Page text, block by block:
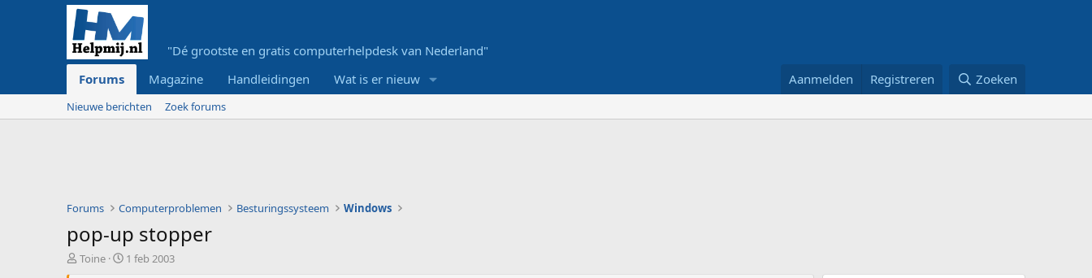
"Dé grootste en gratis computerhelpdesk van Nederland"
Forums
Magazine Handleidingen Wat is er nieuw Aanmelden Registreren Zoeken
Nieuwe berichten Zoek forums
Forums Computerproblemen Besturingssysteem Windows
pop-up stopper
O
Toine
S1 feb 2003